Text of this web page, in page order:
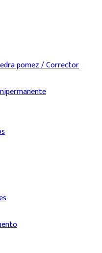
pomez / Corrector